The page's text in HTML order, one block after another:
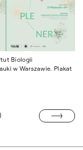
Biologii
w Warszawie. Plakat
11.